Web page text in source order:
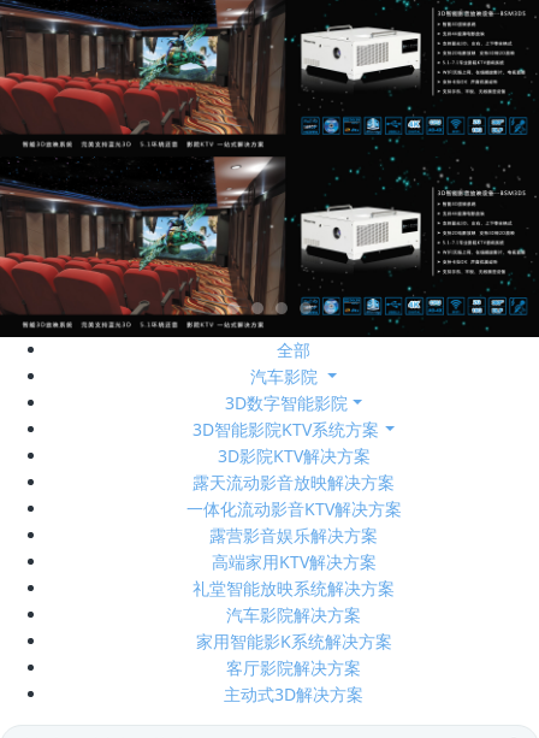
全部
汽车影院
3D数字智能影院
3D智能影院KTV系统方案
3D影院KTV解决方案
露天流动影音放映解决方案
一体化流动影音KTV解决方案
露营影音娱乐解决方案
高端家用KTV解决方案
礼堂智能放映系统解决方案
汽车影院解决方案
家用智能影K系统解决方案
客厅影院解决方案
主动式3D解决方案